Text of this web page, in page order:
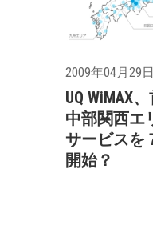
2009年04月29
UQ WiMAX
中部関西エ
サービスを
開始？